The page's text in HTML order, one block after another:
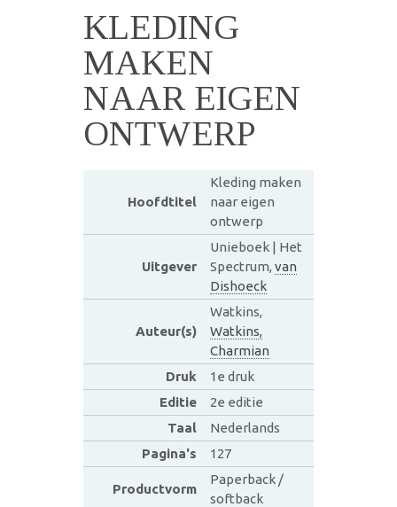
KLEDING
MAKEN
NAAR EIGEN
ONTWERP
Hoofdtitel
Kleding maken
naar eigen
ontwerp
Uitgever
Unieboek | Het
Spectrum, van
Dishoeck
Auteur(s)
Watkins,
Watkins,
Charmian
Druk
1e druk
Editie
2e editie
Taal
Nederlands
Pagina's
127
Productvorm
Paperback /
softback